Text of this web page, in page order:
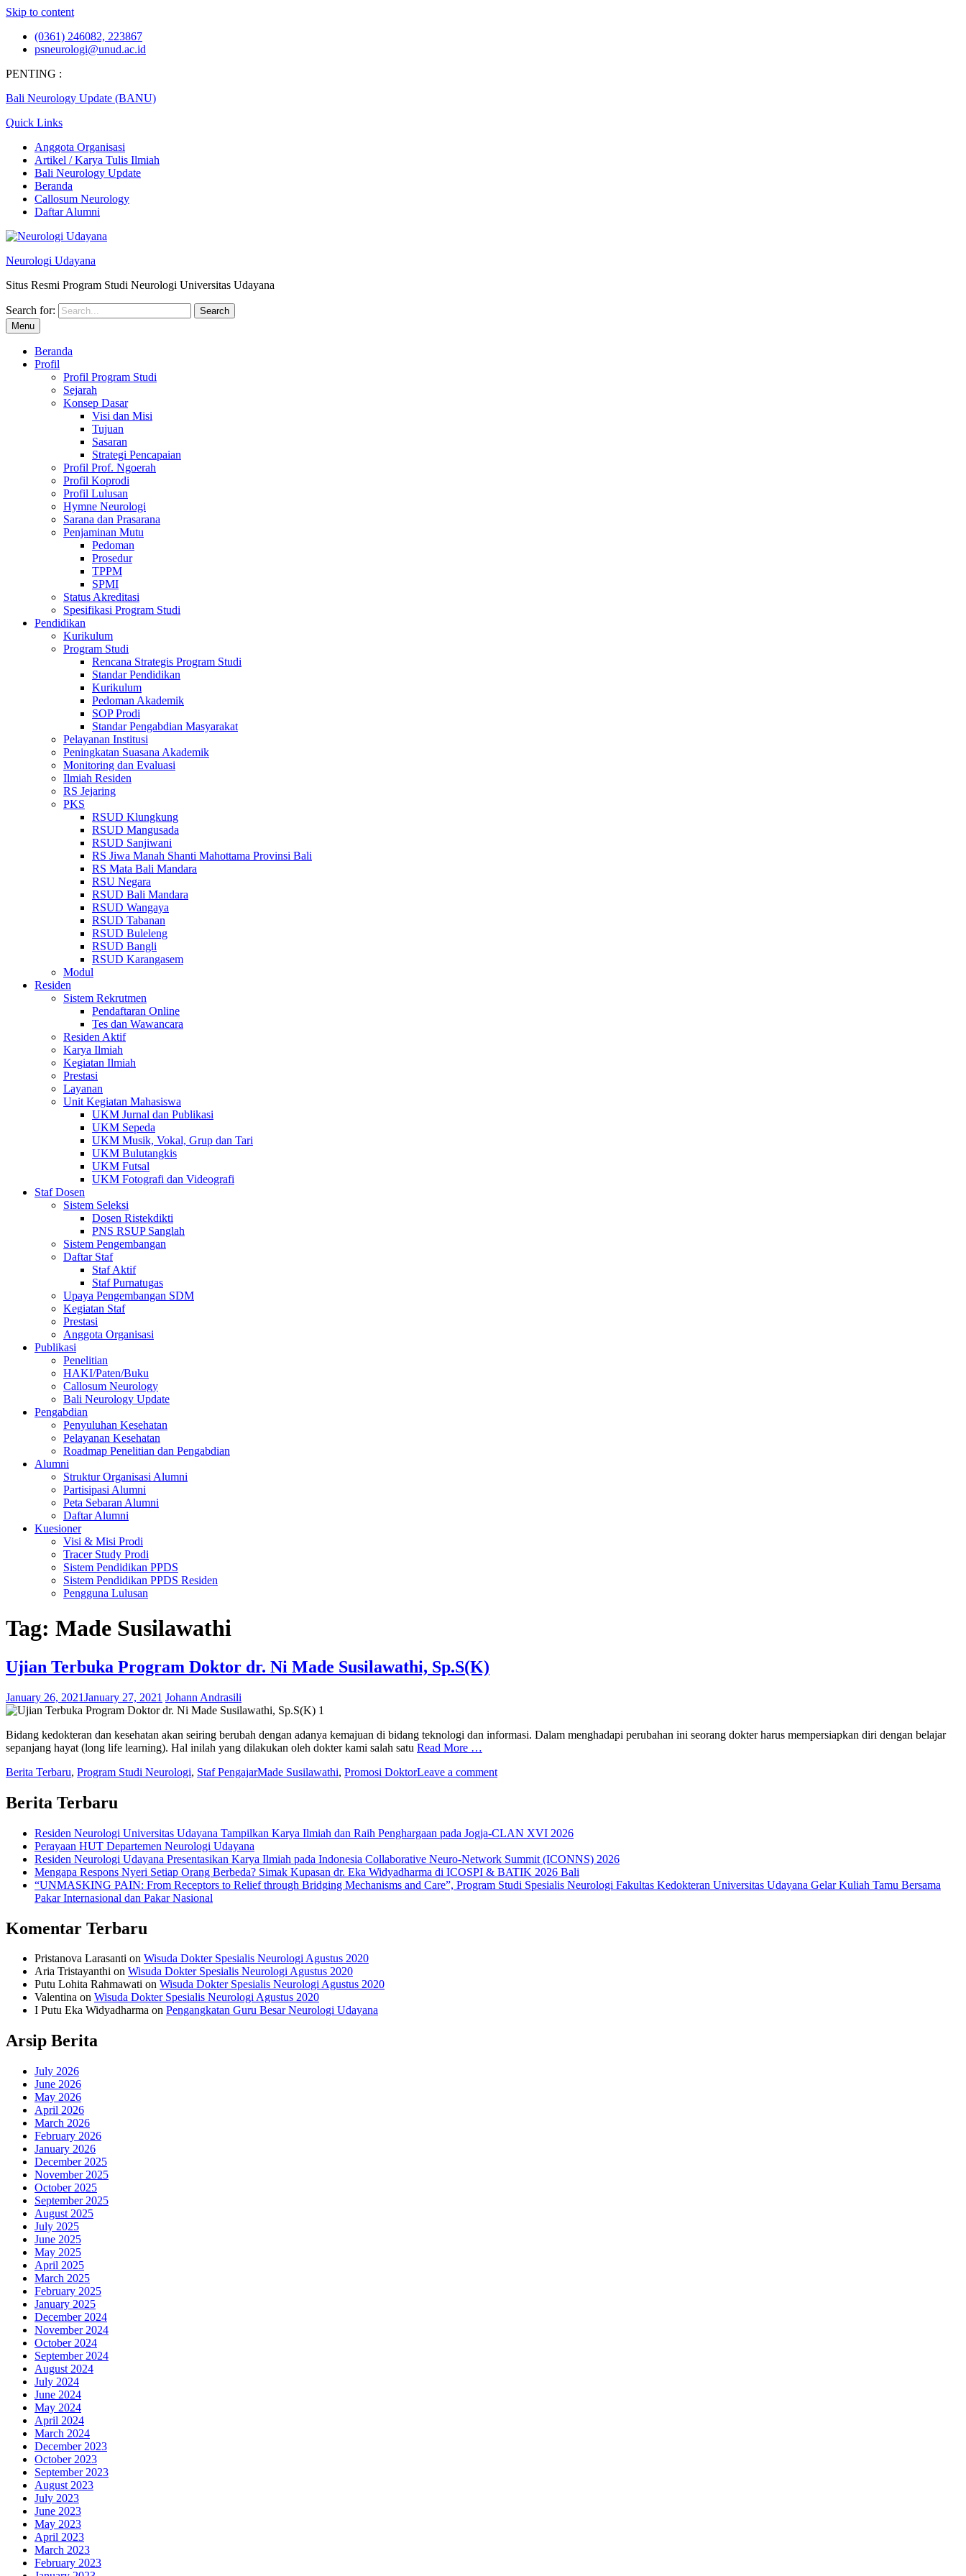
Skip to content
(0361) 246082, 223867
psneurologi@unud.ac.id
PENTING :
Bali Neurology Update (BANU)
Quick Links
Anggota Organisasi
Artikel / Karya Tulis Ilmiah
Bali Neurology Update
Beranda
Callosum Neurology
Daftar Alumni
Neurologi Udayana
Situs Resmi Program Studi Neurologi Universitas Udayana
Search for:
Menu
Beranda
Profil
Profil Program Studi
Sejarah
Konsep Dasar
Visi dan Misi
Tujuan
Sasaran
Strategi Pencapaian
Profil Prof. Ngoerah
Profil Koprodi
Profil Lulusan
Hymne Neurologi
Sarana dan Prasarana
Penjaminan Mutu
Pedoman
Prosedur
TPPM
SPMI
Status Akreditasi
Spesifikasi Program Studi
Pendidikan
Kurikulum
Program Studi
Rencana Strategis Program Studi
Standar Pendidikan
Kurikulum
Pedoman Akademik
SOP Prodi
Standar Pengabdian Masyarakat
Pelayanan Institusi
Peningkatan Suasana Akademik
Monitoring dan Evaluasi
Ilmiah Residen
RS Jejaring
PKS
RSUD Klungkung
RSUD Mangusada
RSUD Sanjiwani
RS Jiwa Manah Shanti Mahottama Provinsi Bali
RS Mata Bali Mandara
RSU Negara
RSUD Bali Mandara
RSUD Wangaya
RSUD Tabanan
RSUD Buleleng
RSUD Bangli
RSUD Karangasem
Modul
Residen
Sistem Rekrutmen
Pendaftaran Online
Tes dan Wawancara
Residen Aktif
Karya Ilmiah
Kegiatan Ilmiah
Prestasi
Layanan
Unit Kegiatan Mahasiswa
UKM Jurnal dan Publikasi
UKM Sepeda
UKM Musik, Vokal, Grup dan Tari
UKM Bulutangkis
UKM Futsal
UKM Fotografi dan Videografi
Staf Dosen
Sistem Seleksi
Dosen Ristekdikti
PNS RSUP Sanglah
Sistem Pengembangan
Daftar Staf
Staf Aktif
Staf Purnatugas
Upaya Pengembangan SDM
Kegiatan Staf
Prestasi
Anggota Organisasi
Publikasi
Penelitian
HAKI/Paten/Buku
Callosum Neurology
Bali Neurology Update
Pengabdian
Penyuluhan Kesehatan
Pelayanan Kesehatan
Roadmap Penelitian dan Pengabdian
Alumni
Struktur Organisasi Alumni
Partisipasi Alumni
Peta Sebaran Alumni
Daftar Alumni
Kuesioner
Visi & Misi Prodi
Tracer Study Prodi
Sistem Pendidikan PPDS
Sistem Pendidikan PPDS Residen
Pengguna Lulusan
Tag: Made Susilawathi
Ujian Terbuka Program Doktor dr. Ni Made Susilawathi, Sp.S(K)
January 26, 2021January 27, 2021 Johann Andrasili
Bidang kedokteran dan kesehatan akan seiring berubah dengan adanya kemajuan di bidang teknologi dan informasi. Dalam menghadapi perubahan ini seorang dokter harus mempersiapkan diri dengan belajar
sepanjang hayat (long life learning). Hal inilah yang dilakukan oleh dokter kami salah satu Read More …
Berita Terbaru, Program Studi Neurologi, Staf PengajarMade Susilawathi, Promosi DoktorLeave a comment
Berita Terbaru
Residen Neurologi Universitas Udayana Tampilkan Karya Ilmiah dan Raih Penghargaan pada Jogja-CLAN XVI 2026
Perayaan HUT Departemen Neurologi Udayana
Residen Neurologi Udayana Presentasikan Karya Ilmiah pada Indonesia Collaborative Neuro-Network Summit (ICONNS) 2026
Mengapa Respons Nyeri Setiap Orang Berbeda? Simak Kupasan dr. Eka Widyadharma di ICOSPI & BATIK 2026 Bali
“UNMASKING PAIN: From Receptors to Relief through Bridging Mechanisms and Care”, Program Studi Spesialis Neurologi Fakultas Kedokteran Universitas Udayana Gelar Kuliah Tamu Bersama
Pakar Internasional dan Pakar Nasional
Komentar Terbaru
Pristanova Larasanti on Wisuda Dokter Spesialis Neurologi Agustus 2020
Aria Tristayanthi on Wisuda Dokter Spesialis Neurologi Agustus 2020
Putu Lohita Rahmawati on Wisuda Dokter Spesialis Neurologi Agustus 2020
Valentina on Wisuda Dokter Spesialis Neurologi Agustus 2020
I Putu Eka Widyadharma on Pengangkatan Guru Besar Neurologi Udayana
Arsip Berita
July 2026
June 2026
May 2026
April 2026
March 2026
February 2026
January 2026
December 2025
November 2025
October 2025
September 2025
August 2025
July 2025
June 2025
May 2025
April 2025
March 2025
February 2025
January 2025
December 2024
November 2024
October 2024
September 2024
August 2024
July 2024
June 2024
May 2024
April 2024
March 2024
December 2023
October 2023
September 2023
August 2023
July 2023
June 2023
May 2023
April 2023
March 2023
February 2023